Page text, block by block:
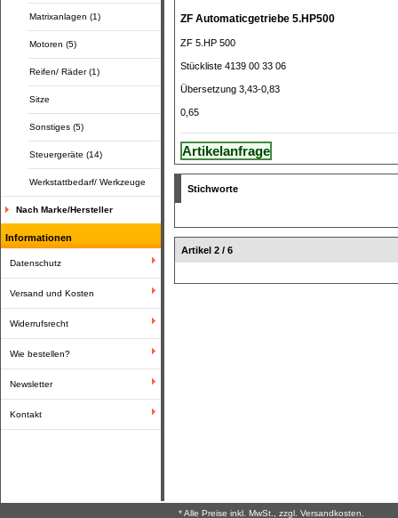
Matrixanlagen (1)
Motoren (5)
Reifen/ Räder (1)
Sitze
Sonstiges (5)
Steuergeräte (14)
Werkstattbedarf/ Werkzeuge
Nach Marke/Hersteller
Informationen
Datenschutz
Versand und Kosten
Widerrufsrecht
Wie bestellen?
Newsletter
Kontakt
ZF Automaticgetriebe 5.HP500
ZF 5.HP 500
Stückliste 4139 00 33 06
Übersetzung 3,43-0,83
0,65
Artikelanfrage
Stichworte
Artikel 2 / 6
* Alle Preise inkl. MwSt., zzgl. Versandkosten.